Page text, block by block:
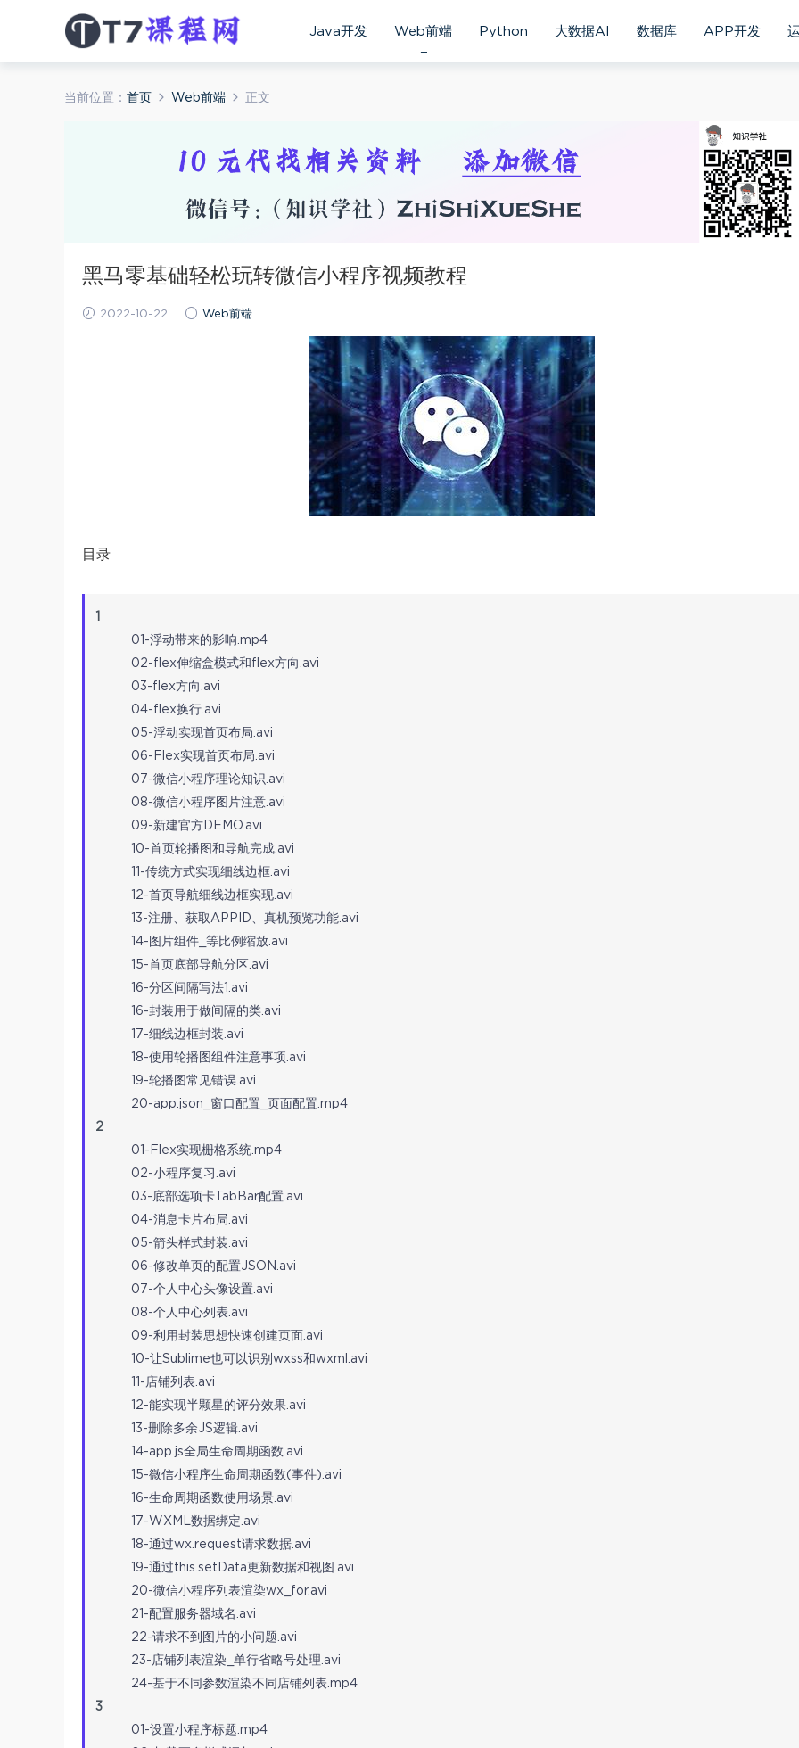
Java开发 Web前端 Python 大数据AI 数据库 APP开发
当前位置： 首页 Web前端 正文
黑马零基础轻松玩转微信小程序视频教程
2022-10-22 Web前端
目录
01-浮动带来的影响.mp4
02-flex伸缩盒模式和flex方向.avi
03-flex方向.avi
04-flex换行.avi
05-浮动实现首页布局.avi
06-Flex实现首页布局.avi
07-微信小程序理论知识.avi
08-微信小程序图片注意.avi
09-新建官方DEMO.avi
10-首页轮播图和导航完成.avi
11-传统方式实现细线边框.avi
12-首页导航细线边框实现.avi
13-注册、获取APPID、真机预览功能.avi
14-图片组件_等比例缩放.avi
15-首页底部导航分区.avi
16-分区间隔写法1.avi
16-封装用于做间隔的类.avi
17-细线边框封装.avi
18-使用轮播图组件注意事项.avi
19-轮播图常见错误.avi
20-app.json_窗口配置_页面配置.mp4
2
01-Flex实现栅格系统.mp4
02-小程序复习.avi
03-底部选项卡TabBar配置.avi
04-消息卡片布局.avi
05-箭头样式封装.avi
06-修改单页的配置JSON.avi
07-个人中心头像设置.avi
08-个人中心列表.avi
09-利用封装思想快速创建页面.avi
10-让Sublime也可以识别wxss和wxml.avi
11-店铺列表.avi
12-能实现半颗星的评分效果.avi
13-删除多余JS逻辑.avi
14-app.js全局生命周期函数.avi
15-微信小程序生命周期函数(事件).avi
16-生命周期函数使用场景.avi
17-WXML数据绑定.avi
18-通过wx.request请求数据.avi
19-通过this.setData更新数据和视图.avi
20-微信小程序列表渲染wx_for.avi
21-配置服务器域名.avi
22-请求不到图片的小问题.avi
23-店铺列表渲染_单行省略号处理.avi
24-基于不同参数渲染不同店铺列表.mp4
3
01-设置小程序标题.mp4